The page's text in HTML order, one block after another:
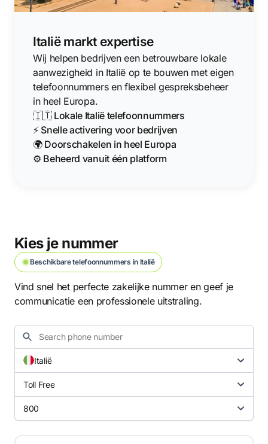
Italië markt expertise
Wij helpen bedrijven een betrouwbare lokale
aanwezigheid in Italië op te bouwen met eigen
telefoonnummers en flexibel gespreksbeheer
in heel Europa.
🇮🇹 Lokale Italië telefoonnummers
⚡ Snelle activering voor bedrijven
🌍 Doorschakelen in heel Europa
⚙️ Beheerd vanuit één platform
Kies je nummer
Beschikbare telefoonnummers in Italië
Vind snel het perfecte zakelijke nummer en geef je
communicatie een professionele uitstraling.
Italië
Toll Free
800